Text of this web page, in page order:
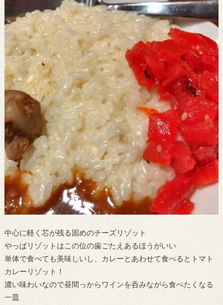
中心に軽く芯が残る固めのチーズリゾット
やっぱリゾットはこの位の歯ごたえあるほうがいい
単体で食べても美味しいし、カレーとあわせて食べるとトマト
カレーリゾット！
濃い味わいなので昼間っからワインを呑みながら食べたくなる
一皿